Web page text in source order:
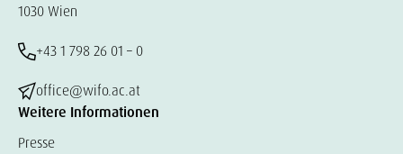
1030 Wien
+43 1 798 26 01 – 0
office@wifo.ac.at
Weitere Informationen
Presse